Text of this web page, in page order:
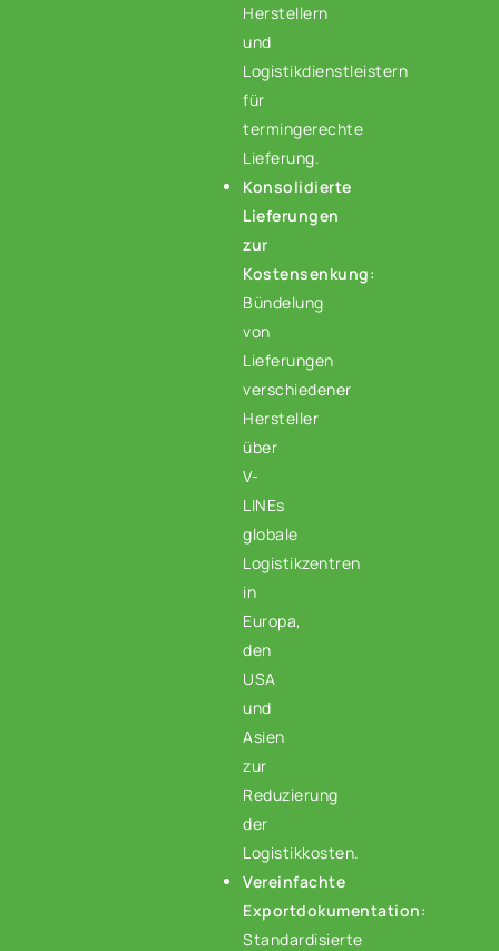
Herstellern
und
Logistikdienstleistern
für
termingerechte
Lieferung.
Konsolidierte
Lieferungen
zur
Kostensenkung:
Bündelung
von
Lieferungen
verschiedener
Hersteller
über
V-
LINEs
globale
Logistikzentren
in
Europa,
den
USA
und
Asien
zur
Reduzierung
der
Logistikkosten.
Vereinfachte
Exportdokumentation:
Standardisierte